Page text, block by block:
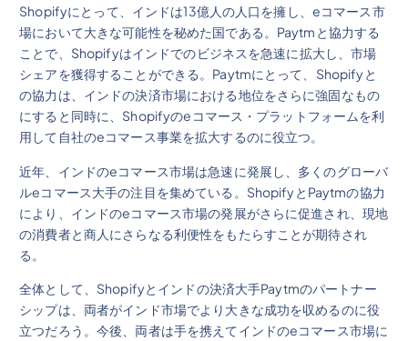
Shopifyにとって、インドは13億人の人口を擁し、eコマース市
場において大きな可能性を秘めた国である。Paytmと協力する
ことで、Shopifyはインドでのビジネスを急速に拡大し、市場
シェアを獲得することができる。Paytmにとって、Shopifyと
の協力は、インドの決済市場における地位をさらに強固なもの
にすると同時に、Shopifyのeコマース・プラットフォームを利
用して自社のeコマース事業を拡大するのに役立つ。
近年、インドのeコマース市場は急速に発展し、多くのグローバ
ルeコマース大手の注目を集めている。ShopifyとPaytmの協力
により、インドのeコマース市場の発展がさらに促進され、現地
の消費者と商人にさらなる利便性をもたらすことが期待され
る。
全体として、Shopifyとインドの決済大手Paytmのパートナー
シップは、両者がインド市場でより大きな成功を収めるのに役
立つだろう。今後、両者は手を携えてインドのeコマース市場に